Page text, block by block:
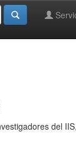
del